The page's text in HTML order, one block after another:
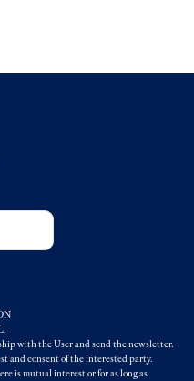
with the User and send the newsletter.
and consent of the interested party.
is mutual interest or for as long as